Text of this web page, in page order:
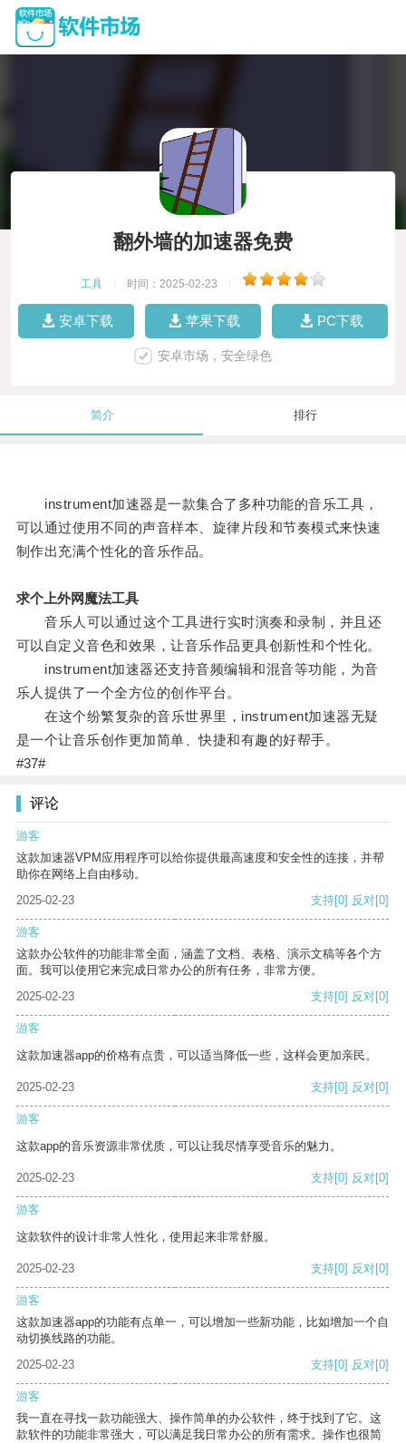
翻外墙的加速器免费
工具 时间：2025-02-23
安卓下载 苹果下载 PC下载
安卓市场，安全绿色
简介 排行
instrument加速器是一款集合了多种功能的音乐工具，
可以通过使用不同的声音样本、旋律片段和节奏模式来快速
制作出充满个性化的音乐作品。
求个上外网魔法工具
音乐人可以通过这个工具进行实时演奏和录制，并且还
可以自定义音色和效果，让音乐作品更具创新性和个性化。
instrument加速器还支持音频编辑和混音等功能，为音
乐人提供了一个全方位的创作平台。
在这个纷繁复杂的音乐世界里，instrument加速器无疑
是一个让音乐创作更加简单、快捷和有趣的好帮手。
#37#
评论
游客
这款加速器VPM应用程序可以给你提供最高速度和安全性的连接，并帮
助你在网络上自由移动。
2025-02-23
支持[0] 反对[0]
游客
这款办公软件的功能非常全面，涵盖了文档、表格、演示文稿等各个方
面。我可以使用它来完成日常办公的所有任务，非常方便。
2025-02-23
支持[0] 反对[0]
游客
这款加速器app的价格有点贵，可以适当降低一些，这样会更加亲民。
2025-02-23 支持[0] 反对[0]
游客
这款app的音乐资源非常优质，可以让我尽情享受音乐的魅力。
2025-02-23 支持[0] 反对[0]
游客
这款软件的设计非常人性化，使用起来非常舒服。
2025-02-23 支持[0] 反对[0]
游客
这款加速器app的功能有点单一，可以增加一些新功能，比如增加一个自
动切换线路的功能。
2025-02-23
支持[0] 反对[0]
游客
我一直在寻找一款功能强大、操作简单的办公软件，终于找到了它。这
款软件的功能非常强大，可以满足我日常办公的所有需求。操作也很简